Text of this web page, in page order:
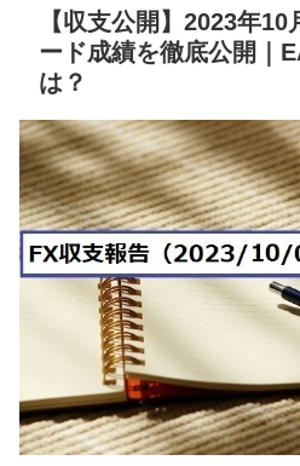
【収支公開】2023年
ード成績を徹底公開｜
は？